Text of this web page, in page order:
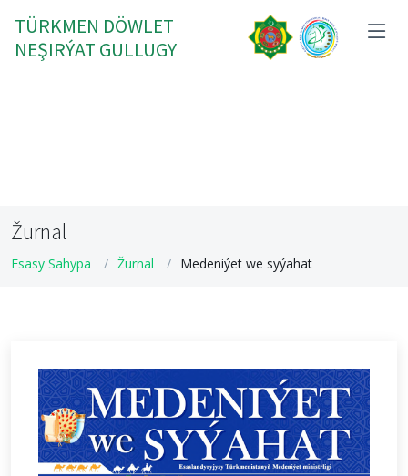
TÜRKMEN DÖWLET
NEŞIRÝAT GULLUGY
Žurnal
Esasy Sahypa Žurnal Medeniýet we syýahat